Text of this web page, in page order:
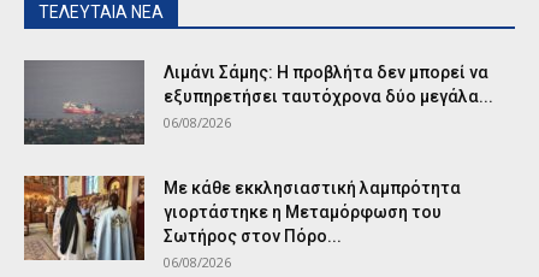
ΤΕΛΕΥΤΑΙΑ ΝΕΑ
Λιμάνι Σάμης: Η προβλήτα δεν μπορεί να
εξυπηρετήσει ταυτόχρονα δύο μεγάλα...
06/08/2026
Με κάθε εκκλησιαστική λαμπρότητα
γιορτάστηκε η Μεταμόρφωση του
Σωτήρος στον Πόρο...
06/08/2026